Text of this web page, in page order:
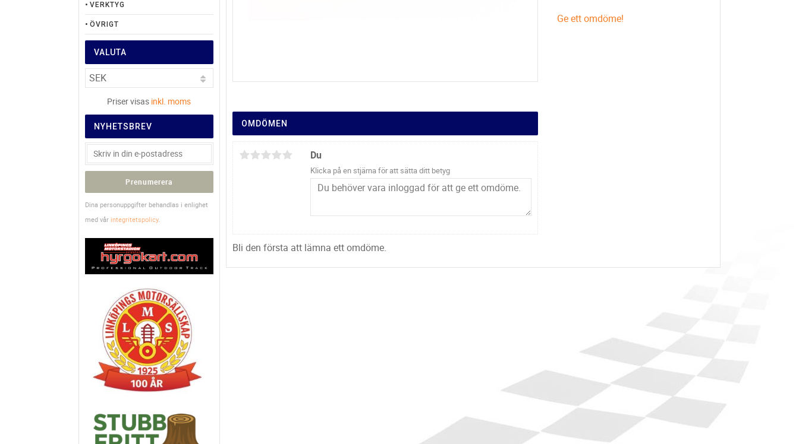
Ge ett omdöme!
OMDÖMEN
Du
Klicka på en stjärna för att sätta ditt betyg
Bli den första att lämna ett omdöme.
VERKTYG
ÖVRIGT
VALUTA
Priser visas inkl. moms
NYHETSBREV
Prenumerera
Dina personuppgifter behandlas i enlighet
med vår integritetspolicy.